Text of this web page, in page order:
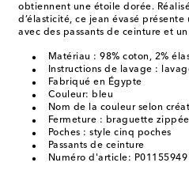
obtiennent une étoile dorée.
d’élasticité, ce jean évasé
avec des passants de ceinture et
Matériau : 98% coton, 2%
Instructions de lavage :
Fabriqué en Égypte
Couleur: bleu
Nom de la couleur selon
Fermeture : braguette
Poches : style cinq poches
Passants de ceinture
Numéro d'article: P01155949